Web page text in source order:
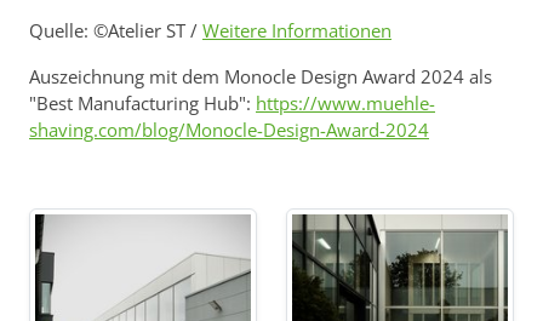
Quelle: ©Atelier ST / Weitere Informationen
Auszeichnung mit dem Monocle Design Award 2024 als
"Best Manufacturing Hub": https://www.muehle-
shaving.com/blog/Monocle-Design-Award-2024